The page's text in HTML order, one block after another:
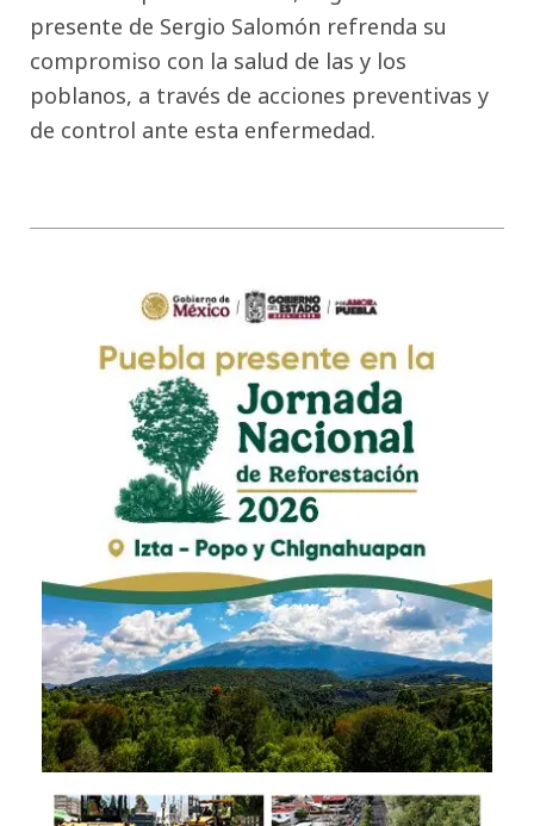
presente de Sergio Salomón refrenda su
compromiso con la salud de las y los
poblanos, a través de acciones preventivas y
de control ante esta enfermedad.